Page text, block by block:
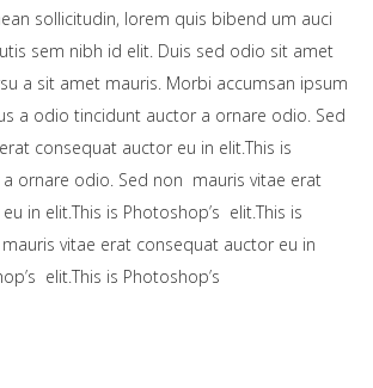
sollicitudin, lorem quis bibend um auci
sem nibh id elit. Duis sed odio sit amet
a sit amet mauris. Morbi accumsan ipsum
a odio tincidunt auctor a ornare odio. Sed
consequat auctor eu in elit.This is
ornare odio. Sed non mauris vitae erat
in elit.This is Photoshop’s elit.This is
vitae erat consequat auctor eu in
elit.This is Photoshop’s